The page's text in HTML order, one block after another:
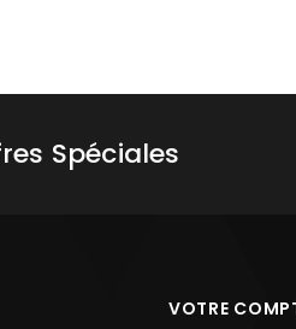
Spéciales
VOTRE